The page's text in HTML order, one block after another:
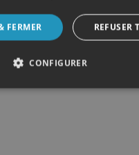
FERMER REFUSER
CONFIGURER